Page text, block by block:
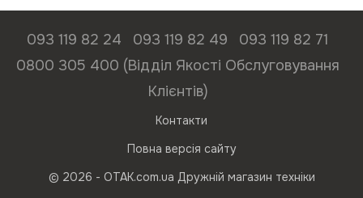
093 119 82 24 093 119 82 49
093 119 82 71
0800 305 400 (Відділ Якості Обслуговування
Клієнтів)
Контакти
Повна версія сайту
© 2026 - ОТАК.com.ua Дружній магазин техніки